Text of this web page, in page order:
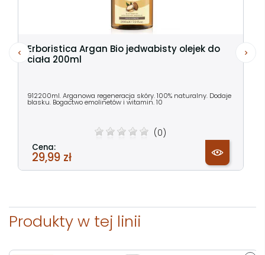
Erboristica Argan Bio jedwabisty olejek do
ciała 200ml
912200ml. Arganowa regeneracja skóry. 100% naturalny. Dodaje
blasku. Bogactwo emolinetów i witamin. 10
(0)
Cena:
29,99 zł
Produkty w tej linii